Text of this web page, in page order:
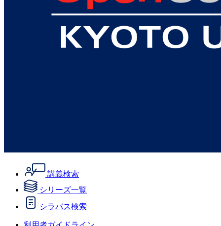
講義検索
シリーズ一覧
シラバス検索